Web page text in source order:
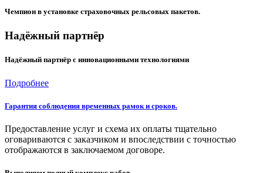
Чемпион в установке страховочных рельсовых пакетов.
Надёжный партнёр
Надёжный партнёр с инновационными технологиями
Подробнее
Гарантия соблюдения временных рамок и сроков.
Предоставление услуг и схема их оплаты тщательно
оговариваются с заказчиком и впоследствии с точностью
отображаются в заключаемом договоре.